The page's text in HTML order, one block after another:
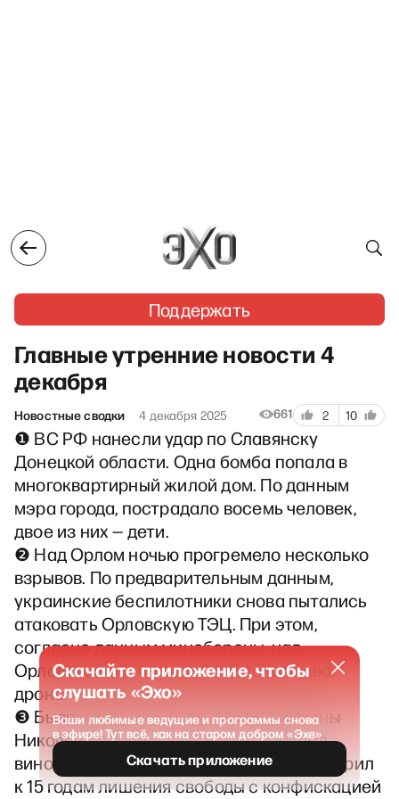
Поддержать
Главные утренние новости 4
декабря
Новостные сводки 4 декабря 2025 661 2 10
❶ ВС РФ нанесли удар по Славянску
Донецкой области. Одна бомба попала в
многоквартирный жилой дом. По данным
мэра города, пострадало восемь человек,
двое из них — дети.
❷ Над Орлом ночью прогремело несколько
взрывов. По предварительным данным,
украинские беспилотники снова пытались
атаковать Орловскую ТЭЦ. При этом,
согласно данным минобороны, над
Орловской областью сбили только два
дрона.
❸ Бывшего премьер-министра Украины
Николая Азарова суд в Киеве признал
виновным в госизмене и заочно приговорил
к 15 годам лишения свободы с конфискацией
Скачайте приложение, чтобы
слушать «Эхо»
Ваши любимые ведущие и программы снова
в эфире! Тут всё, как на старом добром «Эхе»
Скачать приложение